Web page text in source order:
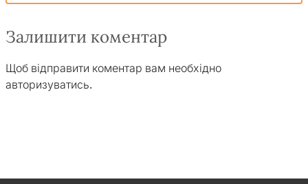
Залишити коментар
Щоб відправити коментар вам необхідно
авторизуватись.